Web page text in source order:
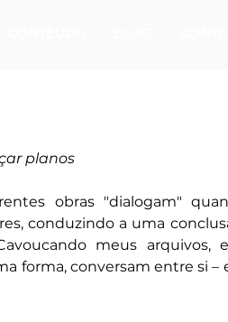
planos
obras "dialogam"
conduzindo a uma
meus arquivos,
forma, conversam entre si –